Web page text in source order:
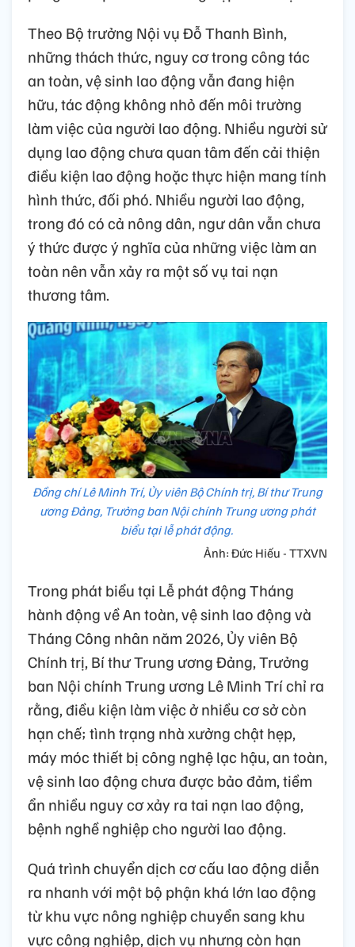
Theo Bộ trưởng Nội vụ Đỗ Thanh Bình,
những thách thức, nguy cơ trong công tác
an toàn, vệ sinh lao động vẫn đang hiện
hữu, tác động không nhỏ đến môi trường
làm việc của người lao động. Nhiều người sử
dụng lao động chưa quan tâm đến cải thiện
điều kiện lao động hoặc thực hiện mang tính
hình thức, đối phó. Nhiều người lao động,
trong đó có cả nông dân, ngư dân vẫn chưa
ý thức được ý nghĩa của những việc làm an
toàn nên vẫn xảy ra một số vụ tai nạn
thương tâm.
Đồng chí Lê Minh Trí, Ủy viên Bộ Chính trị, Bí thư Trung
ương Đảng, Trưởng ban Nội chính Trung ương phát
biểu tại lễ phát động.
Ảnh: Đức Hiếu - TTXVN
Trong phát biểu tại Lễ phát động Tháng
hành động về An toàn, vệ sinh lao động và
Tháng Công nhân năm 2026, Ủy viên Bộ
Chính trị, Bí thư Trung ương Đảng, Trưởng
ban Nội chính Trung ương Lê Minh Trí chỉ ra
rằng, điều kiện làm việc ở nhiều cơ sở còn
hạn chế; tình trạng nhà xưởng chật hẹp,
máy móc thiết bị công nghệ lạc hậu, an toàn,
vệ sinh lao động chưa được bảo đảm, tiềm
ẩn nhiều nguy cơ xảy ra tai nạn lao động,
bệnh nghề nghiệp cho người lao động.
Quá trình chuyển dịch cơ cấu lao động diễn
ra nhanh với một bộ phận khá lớn lao động
từ khu vực nông nghiệp chuyển sang khu
vực công nghiệp, dịch vụ nhưng còn hạn